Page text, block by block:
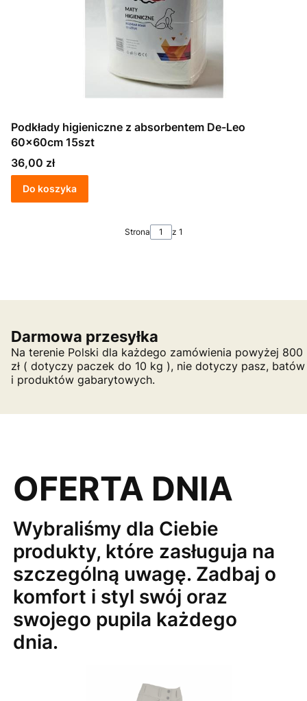
Podkłady higieniczne z absorbentem De-Leo
60x60cm 15szt
Cena
36,00 zł
Do koszyka
Strona z 1
Darmowa przesyłka
Na terenie Polski dla każdego zamówienia powyżej 800
zł ( dotyczy paczek do 10 kg ), nie dotyczy pasz, batów
i produktów gabarytowych.
OFERTA DNIA
Wybraliśmy dla Ciebie
produkty, które zasługuja na
szczególną uwagę. Zadbaj o
komfort i styl swój oraz
swojego pupila każdego
dnia.